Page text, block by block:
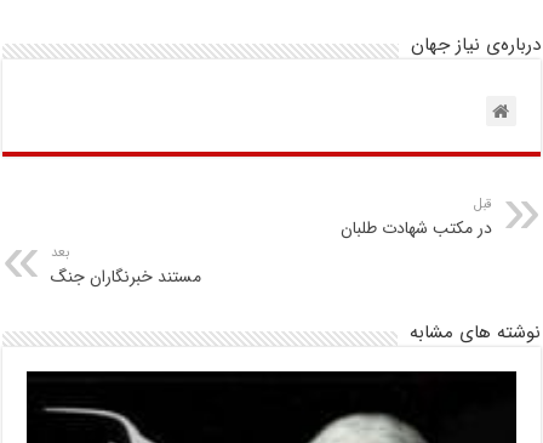
درباره‌ی نیاز جهان
قبل
در مکتب شهادت طلبان
بعد
مستند خبرنگاران جنگ
نوشته های مشابه